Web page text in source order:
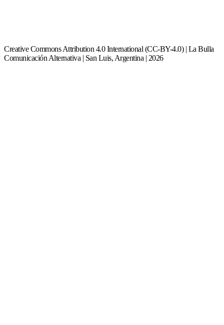
Creative Commons Attribution 4.0 International (CC-BY-4.0) | La Bulla
Comunicación Alternativa | San Luis, Argentina | 2026